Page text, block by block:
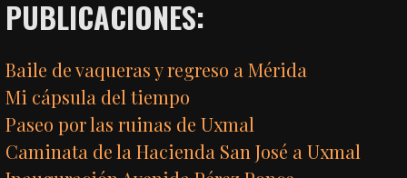
PUBLICACIONES:
Baile de vaqueras y regreso a Mérida
Mi cápsula del tiempo
Paseo por las ruinas de Uxmal
Caminata de la Hacienda San José a Uxmal